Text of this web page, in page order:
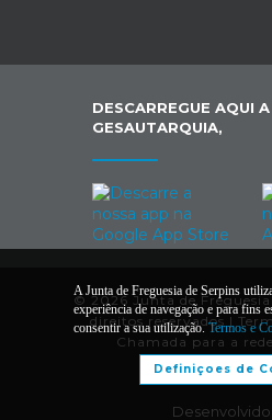
DESCARREGUE AQUI
GESAUTARQUIA,
© 2026 Junta de Freguesia
direitos reservados |
Chamada para a
A Junta de Freguesia de Serpins
experiência de navegação e para fins
consentir a sua utilização.Termos e
Definiçoes de